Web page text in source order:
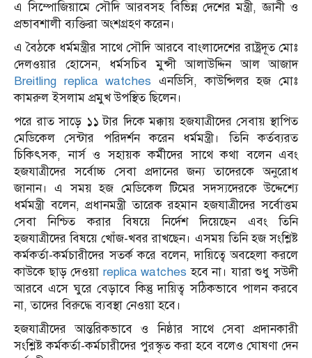
এ সিম্পোজিয়ামে সৌদি আরবসহ বিভিন্ন দেশের মন্ত্রী, জ্ঞানী ও
প্রভাবশালী ব্যক্তিরা অংশগ্রহণ করেন।
এ বৈঠকে ধর্মমন্ত্রীর সাথে সৌদি আরবে বাংলাদেশের রাষ্ট্রদূত মোঃ
দেলওয়ার হোসেন, ধর্মসচিব মুন্সী আলাউদ্দিন আল আজাদ
Breitling replica watches এনডিসি, কাউন্সিলর হজ মোঃ
কামরুল ইসলাম প্রমুখ উপস্থিত ছিলেন।
পরে রাত সাড়ে ১১ টার দিকে মক্কায় হজযাত্রীদের সেবায় স্থাপিত
মেডিকেল সেন্টার পরিদর্শন করেন ধর্মমন্ত্রী। তিনি কর্তব্যরত
চিকিৎসক, নার্স ও সহায়ক কর্মীদের সাথে কথা বলেন এবং
হজযাত্রীদের সর্বোচ্চ সেবা প্রদানের জন্য তাদেরকে অনুরোধ
জানান। এ সময় হজ মেডিকেল টিমের সদস্যদেরকে উদ্দেশ্যে
ধর্মমন্ত্রী বলেন, প্রধানমন্ত্রী তারেক রহমান হজযাত্রীদের সর্বোত্তম
সেবা নিশ্চিত করার বিষয়ে নির্দেশ দিয়েছেন এবং তিনি
হজযাত্রীদের বিষয়ে খোঁজ-খবর রাখছেন। এসময় তিনি হজ সংশ্লিষ্ট
কর্মকর্তা-কর্মচারীদের সতর্ক করে বলেন, দায়িত্বে অবহেলা করলে
কাউকে ছাড় দেওয়া replica watches হবে না। যারা শুধু সউদী
আরবে এসে ঘুরে বেড়াবে কিন্তু দায়িত্ব সঠিকভাবে পালন করবে
না, তাদের বিরুদ্ধে ব্যবস্থা নেওয়া হবে।
হজযাত্রীদের আন্তরিকভাবে ও নিষ্ঠার সাথে সেবা প্রদানকারী
সংশ্লিষ্ট কর্মকর্তা-কর্মচারীদের পুরস্কৃত করা হবে বলেও ঘোষণা দেন